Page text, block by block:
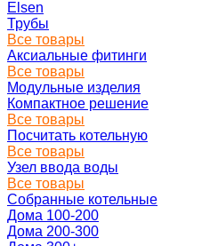
Elsen
Трубы
Все товары
Аксиальные фитинги
Все товары
Модульные изделия
Компактное решение
Все товары
Посчитать котельную
Все товары
Узел ввода воды
Все товары
Собранные котельные
Дома 100-200
Дома 200-300